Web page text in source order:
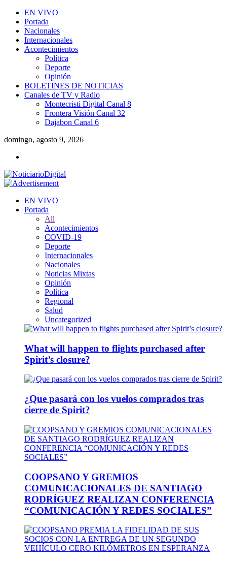
EN VIVO
Portada
Nacionales
Internacionales
Acontecimientos
Política
Deporte
Opinión
BOLETINES DE NOTICIAS
Canales de TV y Radio
Montecristi Digital Canal 8
Frontera Visión Canal 32
Dajabon Canal 6
domingo, agosto 9, 2026
EN VIVO
Portada
All
Acontecimientos
COVID-19
Deporte
Internacionales
Nacionales
Noticias Mixtas
Opinión
Política
Regional
Salud
Uncategorized
What will happen to flights purchased after
Spirit’s closure?
¿Que pasará con los vuelos comprados tras
cierre de Spirit?
COOPSANO Y GREMIOS
COMUNICACIONALES DE SANTIAGO
RODRÍGUEZ REALIZAN CONFERENCIA
“COMUNICACIÓN Y REDES SOCIALES”